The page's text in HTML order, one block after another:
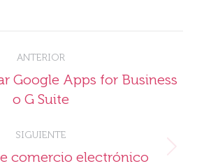
ANTERIOR
Publicación
anterior:
Google Apps for Business
o G Suite
SIGUIENTE
Publicación
comercio electrónico